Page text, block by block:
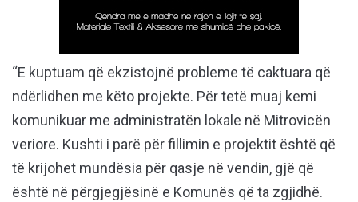
“E kuptuam që ekzistojnë probleme të caktuara që
ndërlidhen me këto projekte. Për tetë muaj kemi
komunikuar me administratën lokale në Mitrovicën
veriore. Kushti i parë për fillimin e projektit është që
të krijohet mundësia për qasje në vendin, gjë që
është në përgjegjësinë e Komunës që ta zgjidhë.